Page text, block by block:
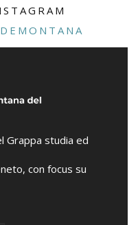
Grappa studia ed
con focus su